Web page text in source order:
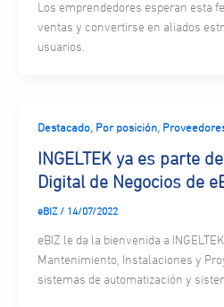
Los emprendedores esperan esta
ventas y convertirse en aliados
usuarios.
Destacado, Por posición,
INGELTEK ya es parte
Digital de Negocios de
eBIZ / 14/07/2022
eBIZ le da la bienvenida a
Mantenimiento, Instalaciones y
sistemas de automatización y